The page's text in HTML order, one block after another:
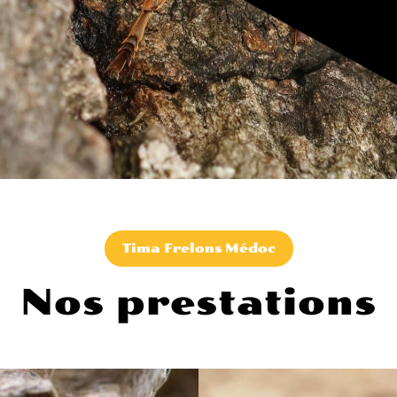
Tima Frelons Médoc
Nos prestations